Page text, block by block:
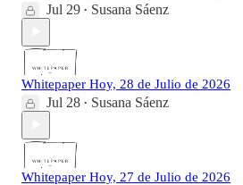
Jul 29 • Susana Sáenz
Whitepaper Hoy, 28 de Julio de 2026
Jul 28 • Susana Sáenz
Whitepaper Hoy, 27 de Julio de 2026